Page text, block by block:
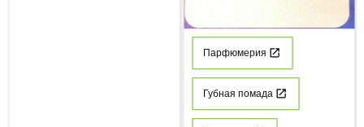
Парфюмерия
Губная помада